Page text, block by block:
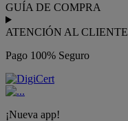
GUÍA DE COMPRA
ATENCIÓN AL CLIENTE
Pago 100% Seguro
¡Nueva app!